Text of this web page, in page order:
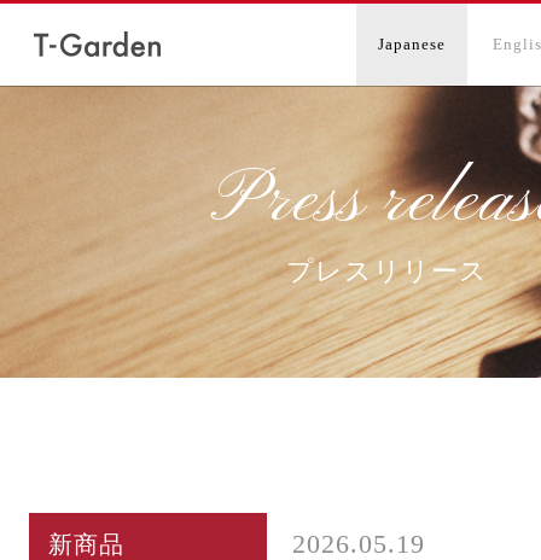
Japanese
Press
プレスリリース
新商品 2026.05.19